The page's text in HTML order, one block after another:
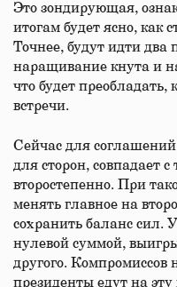
Это зондирующая,
итогам будет ясно, как
Точнее, будут идти два
наращивание кнута и
что будет преобладать,
встречи.
Сейчас для
для сторон, совпадает
второстепенно. При
менять главное на
сохранить баланс сил.
нулевой суммой,
другого. Компромиссов
президенты едут на эту